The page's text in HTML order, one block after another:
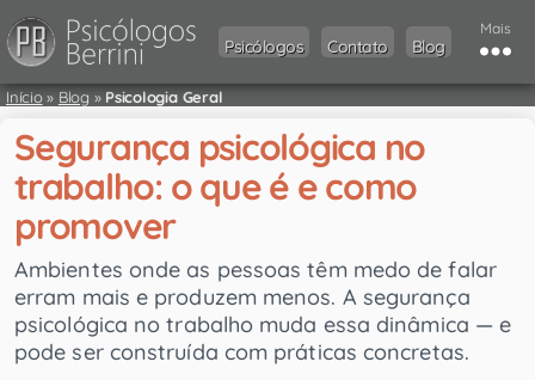
Psicólogos Contato Blog
Mais
Início» Blog» Psicologia Geral
Segurança psicológica no
trabalho: o que é e como
promover
Ambientes onde as pessoas têm medo de falar
erram mais e produzem menos. A segurança
psicológica no trabalho muda essa dinâmica — e
pode ser construída com práticas concretas.